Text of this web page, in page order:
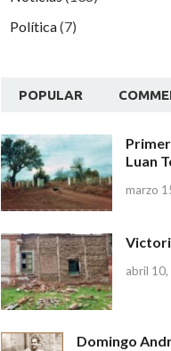
Política(7)
POPULAR
Luan
marzo
abril
Domingo